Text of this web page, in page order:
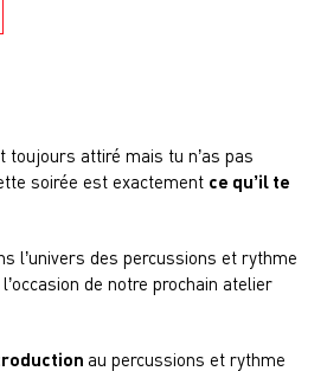
toujours attiré mais tu n’as pas
soirée est exactement ce qu’il te
l’univers des percussions et rythme
l’occasion de notre prochain atelier
au percussions et rythme